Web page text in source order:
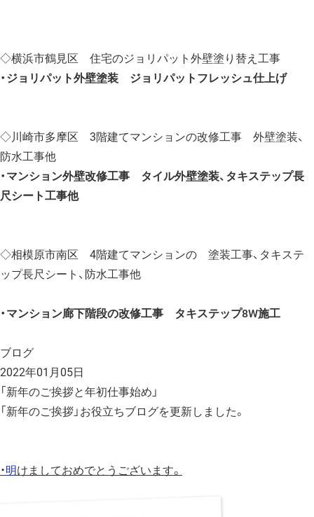
◇横浜市鶴見区 住宅のジョリパット外壁塗り替え工事
・ジョリパット外壁塗装 ジョリパットフレッシュ仕上げ
◇川崎市多摩区 3階建てマンションの改修工事 外壁塗装、
防水工事他
・マンション外壁改修工事 タイル外壁塗装、タキステップ長
尺シート工事他
◇相模原市南区 4階建てマンションの 塗装工事、タキステ
ップ長尺シート、防水工事他
・マンション廊下階段の改修工事 タキステップ8W施工
ブログ
2022年01月05日
「新年のご挨拶と年初仕事始め」
「新年のご挨拶」お役立ちブログを更新しました。
・明けましておめでとうございます。